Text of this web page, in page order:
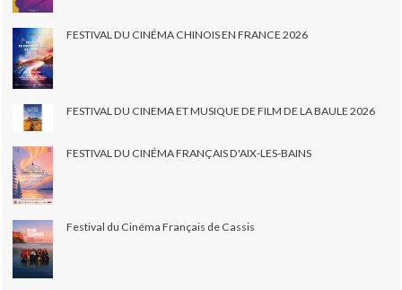
FESTIVAL DU CINÉMA CHINOIS EN FRANCE 2026
FESTIVAL DU CINEMA ET MUSIQUE DE FILM DE LA BAULE 2026
FESTIVAL DU CINÉMA FRANÇAIS D'AIX-LES-BAINS
Festival du Cinéma Français de Cassis